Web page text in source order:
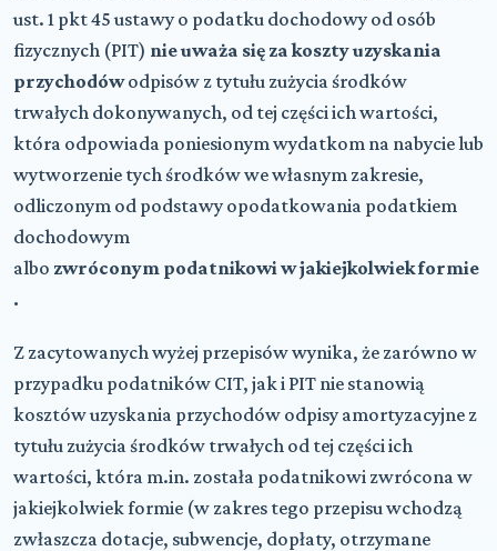
ust. 1 pkt 45 ustawy o podatku dochodowy od osób
fizycznych (PIT) nie uważa się za koszty uzyskania
przychodówodpisów z tytułu zużycia środków
trwałych dokonywanych, od tej części ich wartości,
która odpowiada poniesionym wydatkom na nabycie lub
wytworzenie tych środków we własnym zakresie,
odliczonym od podstawy opodatkowania podatkiem
dochodowym
albo zwróconym podatnikowi w jakiejkolwiek formie
.
Z zacytowanych wyżej przepisów wynika, że zarówno w
przypadku podatników CIT, jak i PIT nie stanowią
kosztów uzyskania przychodów odpisy amortyzacyjne z
tytułu zużycia środków trwałych od tej części ich
wartości, która m.in. została podatnikowi zwrócona w
jakiejkolwiek formie (w zakres tego przepisu wchodzą
zwłaszcza dotacje, subwencje, dopłaty, otrzymane